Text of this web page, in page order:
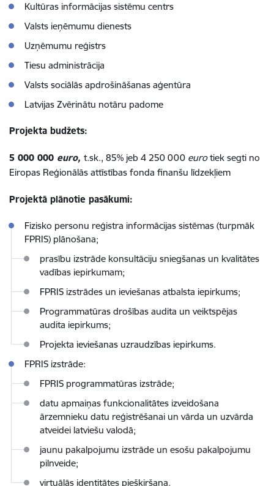
Kultūras informācijas sistēmu centrs
Valsts ieņēmumu dienests
Uzņēmumu reģistrs
Tiesu administrācija
Valsts sociālās apdrošināšanas aģentūra
Latvijas Zvērinātu notāru padome
Projekta budžets:
5 000 000 euro, t.sk., 85% jeb 4 250 000 eurotiek segti no
Eiropas Reģionālās attīstības fonda finanšu līdzekļiem
Projektā plānotie pasākumi:
Fizisko personu reģistra informācijas sistēmas (turpmāk
FPRIS) plānošana;
prasību izstrāde konsultāciju sniegšanas un kvalitātes
vadības iepirkumam;
FPRIS izstrādes un ieviešanas atbalsta iepirkums;
Programmatūras drošības audita un veiktspējas
audita iepirkums;
Projekta ieviešanas uzraudzības iepirkums.
FPRIS izstrāde:
FPRIS programmatūras izstrāde;
datu apmaiņas funkcionalitātes izveidošana
ārzemnieku datu reģistrēšanai un vārda un uzvārda
atveidei latviešu valodā;
jaunu pakalpojumu izstrāde un esošu pakalpojumu
pilnveide;
virtuālās identitātes piešķiršana.